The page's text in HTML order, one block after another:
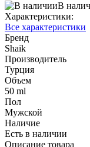
В
Характеристики:
Все характеристики
Бренд
Shaik
Производитель
Турция
Объем
50 ml
Пол
Мужской
Наличие
Есть в наличии
Описание товара